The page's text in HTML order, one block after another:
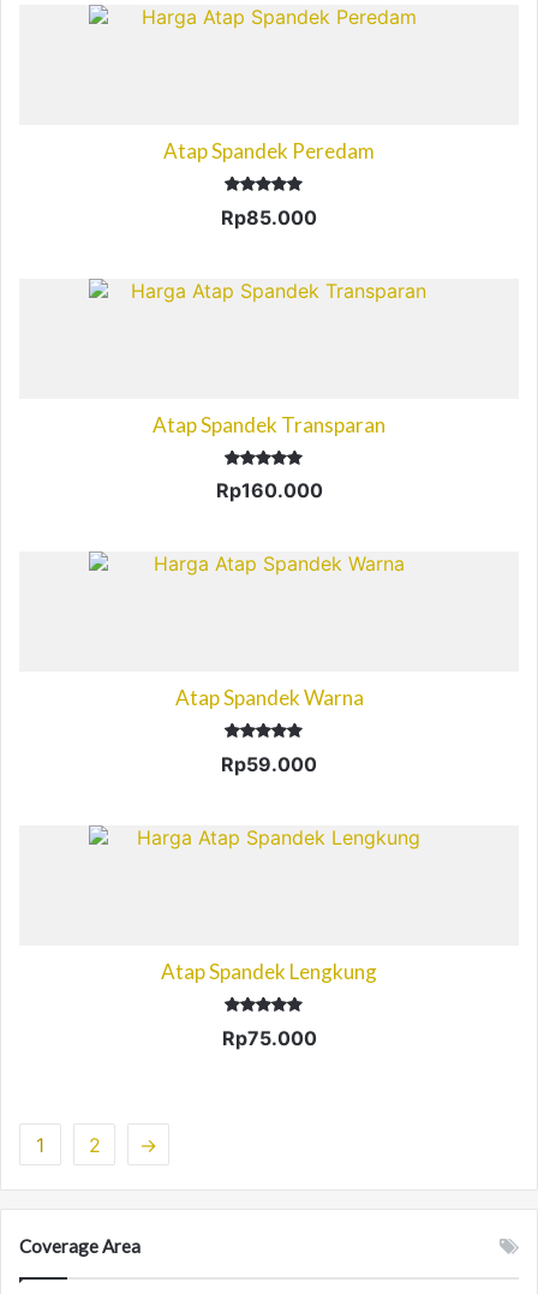
Atap Spandek Peredam
Dinilai
5.00
Rp85.000
Atap Spandek Transparan
Dinilai
5.00
Rp160.000
Atap Spandek Warna
Dinilai
5.00
Rp59.000
Atap Spandek Lengkung
Dinilai
5.00
Rp75.000
1 2 →
Coverage Area